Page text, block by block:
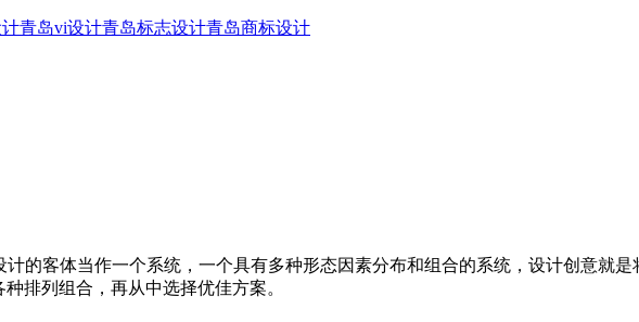
青岛vi设计青岛标志设计青岛商标设计
的客体当作一个系统，一个具有多种形态因素分布和组合的系统，设计创意就
排列组合，再从中选择优佳方案。